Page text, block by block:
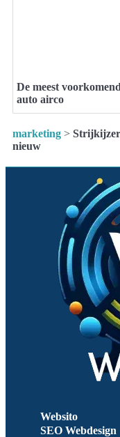
De meest
auto airco
marketing >
nieuw
Websito
SEO Webdesign